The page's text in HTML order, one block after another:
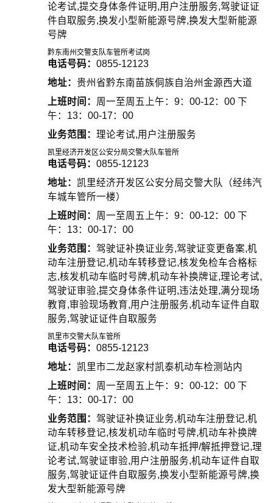
论考试,提交身体条件证明,用户注册服务,驾驶证证
件自取服务,换发小型新能源号牌,换发大型新能源
号牌
黔东南州交警支队车管所考试岗
电话号码： 0855-12123
地址： 贵州省黔东南苗族侗族自治州金源西大道
上班时间： 周一至周五上午：9：00-12：00 下
午：13：00-17：00
业务范围： 理论考试,用户注册服务
凯里经济开发区公安分局交警大队车管所
电话号码： 0855-12123
地址： 凯里经济开发区公安分局交警大队（经纬汽
车城车管所一楼）
上班时间： 周一至周五上午：9：00-12：00 下
午：13：00-17：00
业务范围： 驾驶证补换证业务,驾驶证变更备案,机
动车注册登记,机动车转移登记,核发免检车合格标
志,核发机动车临时号牌,机动车补换牌证,理论考试,
驾驶证审验,提交身体条件证明,违法处理,满分现场
教育,审验现场教育,用户注册服务,机动车证件自取
服务,驾驶证证件自取服务
凯里市交警大队车管所
电话号码： 0855-12123
地址： 凯里市二龙赵家村凯泰机动车检测站内
上班时间： 周一至周五上午：9：00-12：00 下
午：13：00-17：00
业务范围： 驾驶证补换证业务,机动车注册登记,机
动车转移登记,核发机动车临时号牌,机动车补换牌
证,机动车安全技术检验,机动车抵押/解抵押登记,理
论考试,驾驶证审验,用户注册服务,机动车证件自取
服务,驾驶证证件自取服务,换发小型新能源号牌,换
发大型新能源号牌